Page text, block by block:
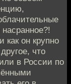
как он крупно
что
в России по